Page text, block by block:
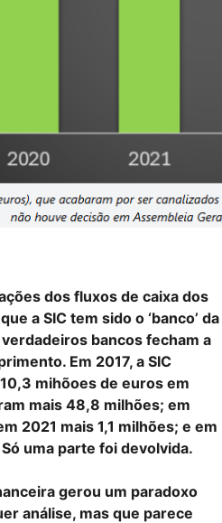
dos fluxos de caixa dos
a SIC tem sido o ‘banco’ da
bancos fecham a
Em 2017, a SIC
mihõoes de euros em
mais 48,8 milhões; em
2021 mais 1,1 milhões; e em
uma parte foi devolvida.
gerou um paradoxo
análise, mas que parece